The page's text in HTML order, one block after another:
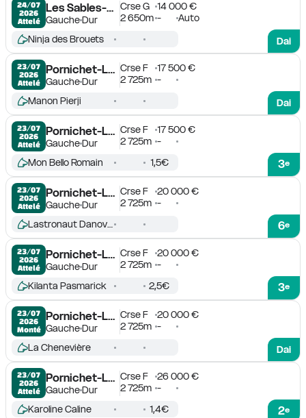
24/07
2026
Attelé
Les Sables-d'Olonne
GaucheDur
Crse G
14 000 €
2 650m -
Auto
Dai
Ninja des Brouets
23/07
2026
Attelé
Pornichet-La Baule
GaucheDur
Crse F
17 500 €
2 725m -
Dai
Manon Pierji
23/07
2026
Attelé
Pornichet-La Baule
GaucheDur
Crse F
17 500 €
2 725m -
3e
Mon Bello Romain 1,5€
23/07
2026
Attelé
Pornichet-La Baule
GaucheDur
Crse F
20 000 €
2 725m -
6e
Lastronaut Danover
23/07
2026
Attelé
Pornichet-La Baule
GaucheDur
Crse F
20 000 €
2 725m -
3e
Kilanta Pasmarick 2,5€
23/07
2026
Monté
Pornichet-La Baule
GaucheDur
Crse F
20 000 €
2 725m -
Dai
La Chenevière
23/07
2026
Attelé
Pornichet-La Baule
GaucheDur
Crse F
26 000 €
2 725m -
2e
Karoline Caline 1,4€